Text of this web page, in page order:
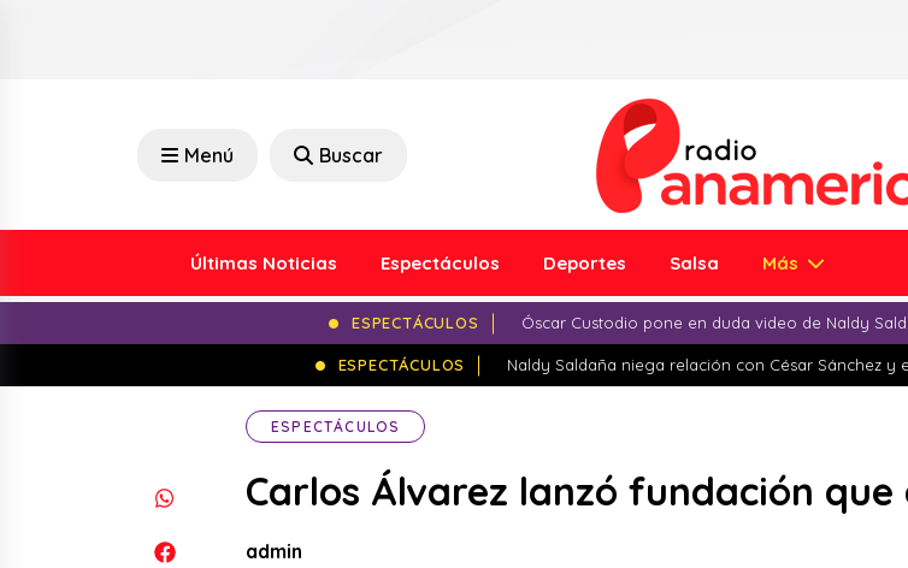
Menú Buscar
Últimas Noticias Espectáculos Deportes Salsa Más
ESPECTÁCULOS Óscar Custodio pone en duda video de Naldy
ESPECTÁCULOS Naldy Saldaña niega relación con César Sánchez y
ESPECTÁCULOS
Carlos Álvarez lanzó fundación
admin